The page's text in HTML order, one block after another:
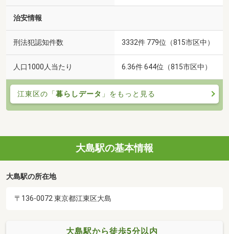
治安情報
刑法犯認知件数 3332件 779位（815市区中）
人口1000人当たり 6.36件 644位（815市区中）
江東区の「暮らしデータ 」をもっと見る
大島駅の基本情報
大島駅の所在地
〒136-0072 東京都江東区大島
大島駅から徒歩5分以内